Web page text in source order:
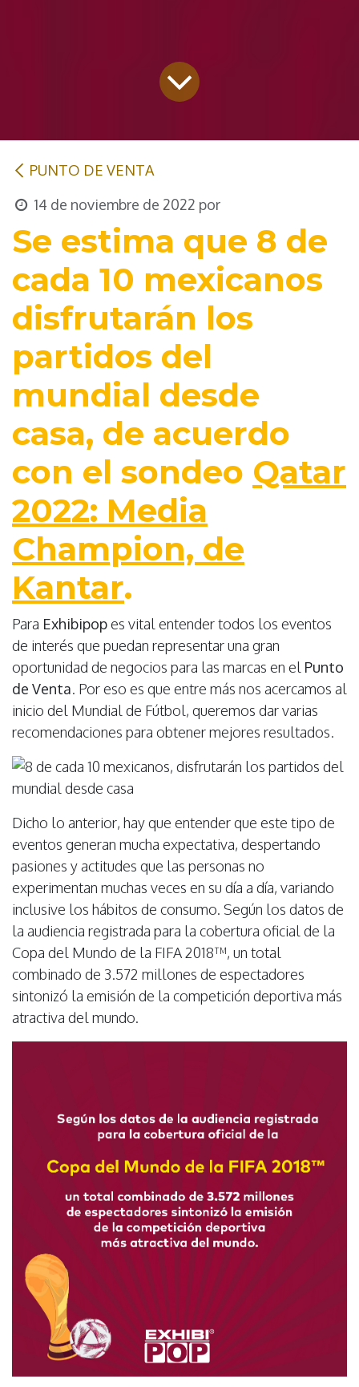
PUNTO DE VENTA
14 de noviembre de 2022 por
Se estima que 8 de
cada 10 mexicanos
disfrutarán los
partidos del
mundial desde
casa, de acuerdo
con el sondeo Qatar
2022: Media
Champion, de
Kantar.
Para Exhibipopes vital entender todos los eventos
de interés que puedan representar una gran
oportunidad de negocios para las marcas en el Punto
de Venta. Por eso es que entre más nos acercamos al
inicio del Mundial de Fútbol, queremos dar varias
recomendaciones para obtener mejores resultados.
Dicho lo anterior, hay que entender que este tipo de
eventos generan mucha expectativa, despertando
pasiones y actitudes que las personas no
experimentan muchas veces en su día a día, variando
inclusive los hábitos de consumo. Según los datos de
la audiencia registrada para la cobertura oficial de la
Copa del Mundo de la FIFA 2018™, un total
combinado de 3.572 millones de espectadores
sintonizó la emisión de la competición deportiva más
atractiva del mundo.